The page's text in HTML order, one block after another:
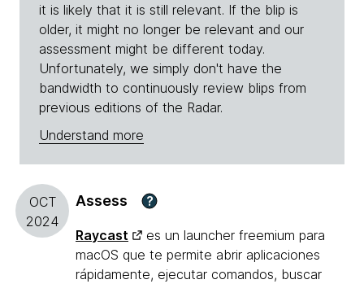
it is likely that it is still relevant. If the blip is
older, it might no longer be relevant and our
assessment might be different today.
Unfortunately, we simply don't have the
bandwidth to continuously review blips from
previous editions of the Radar.
Understand more
OCT
2024
Assess ?
Raycast
es un launcher freemium para
macOS que te permite abrir aplicaciones
rápidamente, ejecutar comandos, buscar